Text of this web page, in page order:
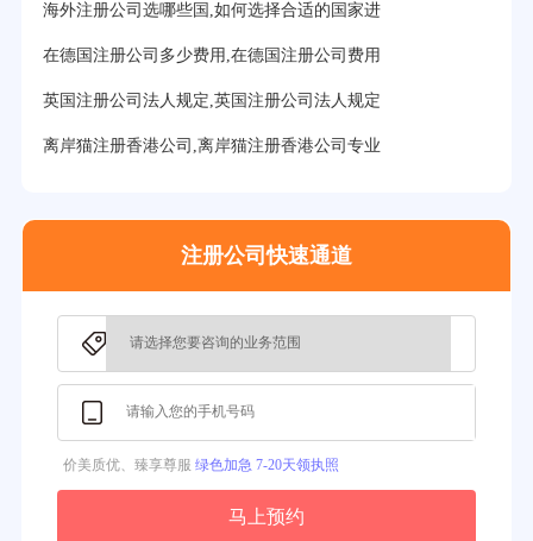
27分钟前用户提问： 注册BVI公司所需资料和流程？
31分钟前用户提问：在迪拜注册公司需要什么条件？
32分钟前用户提问：注册美国公司详细流程有？
3分钟前用户提问：
海外注册公司选哪些国,如何选择合适的国家进
在德国注册公司多少费用,在德国注册公司费用
英国注册公司法人规定,英国注册公司法人规定
离岸猫注册香港公司,离岸猫注册香港公司专业
注册公司快速通道
价美质优、臻享尊服 绿色加急 7-20天领执照
马上预约